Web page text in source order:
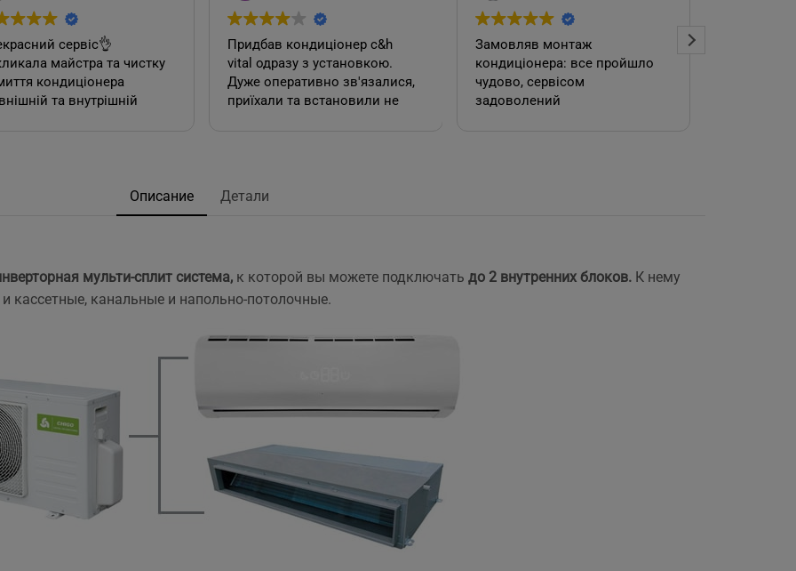
сервіс👌
майстра та чистку
кондиціонера
та внутрішній
у цієї фірми 2
Задоволена,
неодмінно звертатись
Придбав кондиціонер c&h
vital одразу з установкою.
Дуже оперативно зв'язалися,
приїхали та встановили не
пропозиція, акційної
ж по факту стандартна
установка в стандартній
панельній 12 поверхів ці
що і пропонують в інших
місті за фактично товар і
Замовляв монтаж
кондиціонера: все пройшло
чудово, сервісом
задоволений
Описание Детали
мульти-сплит система, к которой вы можете подключать до 2 внутренних блоков. К нему
кассетные, канальные и напольно-потолочные.